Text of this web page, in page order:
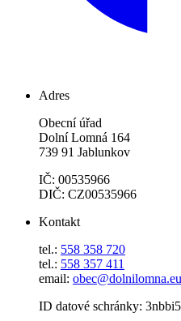
Adres
Obecní úřad
Dolní Lomná 164
739 91 Jablunkov
IČ: 00535966
DIČ: CZ00535966
Kontakt
tel.: 558 358 720
tel.: 558 357 411
email: obec@dolnilomna.eu
ID datové schránky: